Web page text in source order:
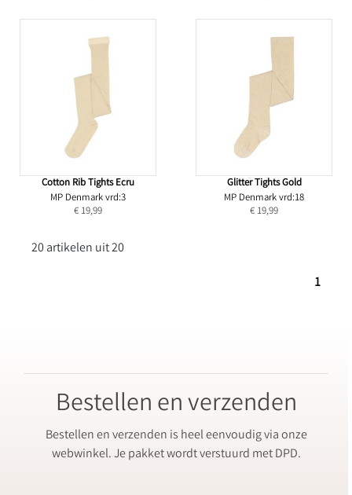
Cotton Rib Tights Ecru
MP Denmark vrd:3
€ 19,99
Glitter Tights Gold
MP Denmark vrd:18
€ 19,99
20 artikelen uit 20
1
Bestellen en verzenden
Bestellen en verzenden is heel eenvoudig via onze
webwinkel. Je pakket wordt verstuurd met DPD.